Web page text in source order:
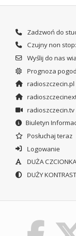
Zadzwoń do
Czujny non
Wyślij do nas
Prognoza
radioszczecin.pl
radioszczecin.tv
Biuletyn
Posłuchaj teraz
Logowanie
DUŻA CZCIONKA
DUŻY KONTRAST